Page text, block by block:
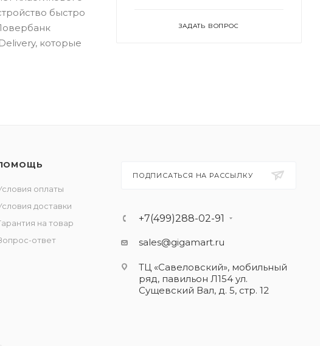
быстро
которые
ЗАДАТЬ ВОПРОС
оплаты
доставки
на товар
ответ
ПОДПИСАТЬСЯ НА РАССЫЛКУ
+7(499)288-02-91
sales@gigamart.ru
ТЦ «Савеловский», мобильный
ряд, павильон Л154 ул.
Сущевский Вал, д. 5, стр. 12